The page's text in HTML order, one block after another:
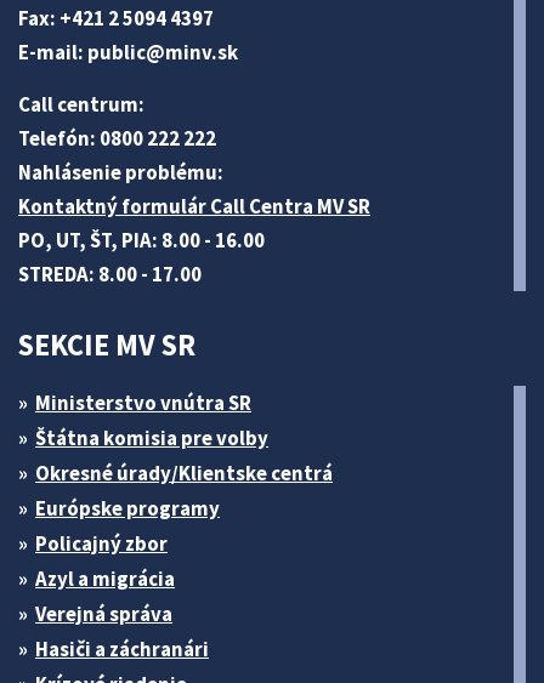
Fax: +421 2 5094 4397
E-mail: public@minv.sk
Call centrum:
Telefón: 0800 222 222
Nahlásenie problému:
Kontaktný formulár Call Centra MV SR
PO, UT, ŠT, PIA: 8.00 - 16.00
STREDA: 8.00 - 17.00
SEKCIE MV SR
Ministerstvo vnútra SR
Štátna komisia pre volby
Okresné úrady/Klientske centrá
Európske programy
Policajný zbor
Azyl a migrácia
Verejná správa
Hasiči a záchranári